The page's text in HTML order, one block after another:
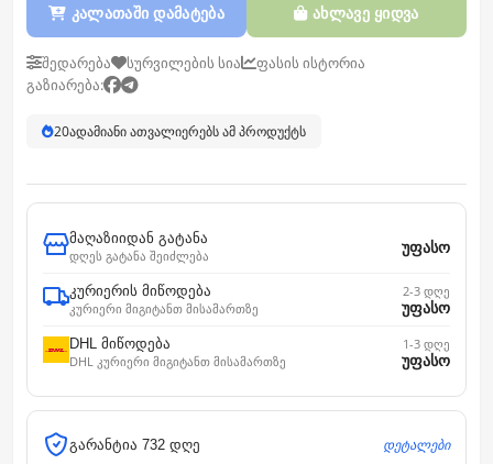
კალათაში დამატება ახლავე ყიდვა
შედარება სურვილების სია
ფასის ისტორია
გაზიარება:
20ადამიანი ათვალიერებს ამ პროდუქტს
მაღაზიიდან გატანა
დღეს გატანა შეიძლება
უფასო
კურიერის მიწოდება
კურიერი მიგიტანთ მისამართზე
2-3 დღე
უფასო
DHL მიწოდება
DHL კურიერი მიგიტანთ მისამართზე
1-3 დღე
უფასო
გარანტია 732 დღე დეტალები